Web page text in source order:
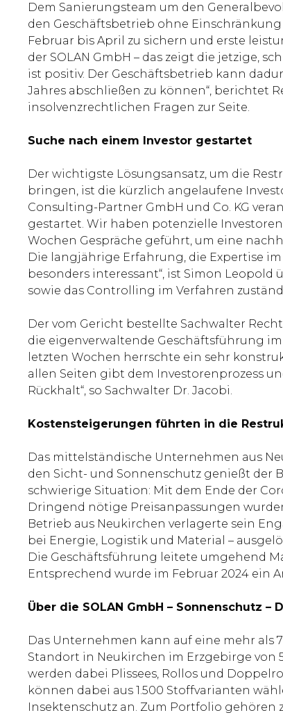
Dem Sanierungsteam um den
den Geschäftsbetrieb ohne
Februar bis April zu sichern und erste
der SOLAN GmbH – das zeigt die jetzige,
ist positiv. Der Geschäftsbetrieb kann
Jahres abschließen zu können“, berichtet
insolvenzrechtlichen Fragen zur Seite.
Suche nach einem Investor gestartet
Der wichtigste Lösungsansatz, um die
bringen, ist die kürzlich angelaufene
Consulting-Partner GmbH und Co. KG
gestartet. Wir haben potenzielle
Wochen Gespräche geführt, um eine
Die langjährige Erfahrung, die Expertise
besonders interessant“, ist Simon Leopold
sowie das Controlling im Verfahren
Der vom Gericht bestellte Sachwalter
die eigenverwaltende Geschäftsführung
letzten Wochen herrschte ein sehr
allen Seiten gibt dem Investorenprozess
Rückhalt“, so Sachwalter Dr. Jacobi.
Kostensteigerungen führten in die
Das mittelständische Unternehmen aus
den Sicht- und Sonnenschutz genießt der
schwierige Situation: Mit dem Ende der
Dringend nötige Preisanpassungen
Betrieb aus Neukirchen verlagerte sein
bei Energie, Logistik und Material –
Die Geschäftsführung leitete umgehend
Entsprechend wurde im Februar 2024
Über die SOLAN GmbH – Sonnenschutz –
Das Unternehmen kann auf eine mehr als
Standort in Neukirchen im Erzgebirge
werden dabei Plissees, Rollos und
können dabei aus 1.500 Stoffvarianten
Insektenschutz an. Zum Portfolio gehören